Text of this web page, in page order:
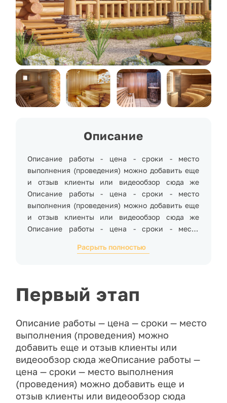
Описание
Описание работы - цена - сроки - место
выполнения (проведения) можно добавить еще
и отзыв клиенты или видеообзор сюда же
Описание работы - цена - сроки - место
выполнения (проведения) можно добавить еще
и отзыв клиенты или видеообзор сюда же
Описание работы - цена - сроки - место
и отзыв клиенты или видеообзор сюда же
и отзыв клиенты или видеообзор сюда же
Описание работы - цена - сроки - место
и отзыв клиенты или видеообзор сюда же
Описание работы - цена - сроки - место
выполнения (проведения) можно добавить еще
и отзыв клиенты или видеообзор сюда
жеОписание работы - цена - сроки - место
выполнения (проведения) можно добавить еще
и отзыв клиенты или видеообзор сюда
Расрыть полностью
Первый этап
Описание работы — цена — сроки — место
выполнения (проведения) можно
добавить еще и отзыв клиенты или
видеообзор сюда жеОписание работы —
цена — сроки — место выполнения
(проведения) можно добавить еще и
отзыв клиенты или видеообзор сюда